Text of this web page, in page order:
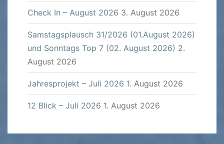
Check In – August 2026 3. August 2026
Samstagsplausch 31/2026 (01.August 2026)
und Sonntags Top 7 (02. August 2026) 2.
August 2026
Jahresprojekt – Juli 2026 1. August 2026
12 Blick – Juli 2026 1. August 2026